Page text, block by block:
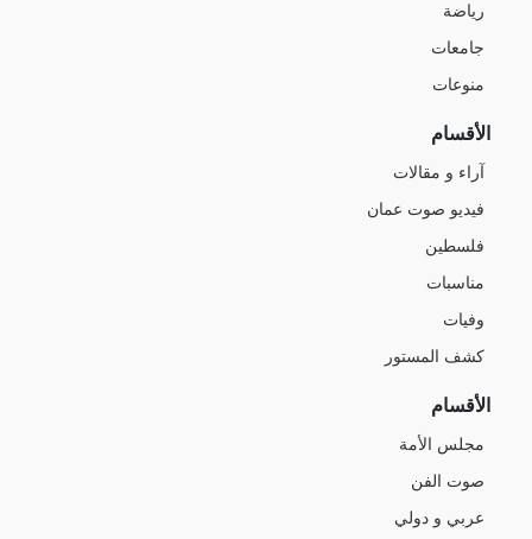
رياضة
جامعات
منوعات
الأقسام
آراء و مقالات
فيديو صوت عمان
فلسطين
مناسبات
وفيات
كشف المستور
الأقسام
مجلس الأمة
صوت الفن
عربي و دولي